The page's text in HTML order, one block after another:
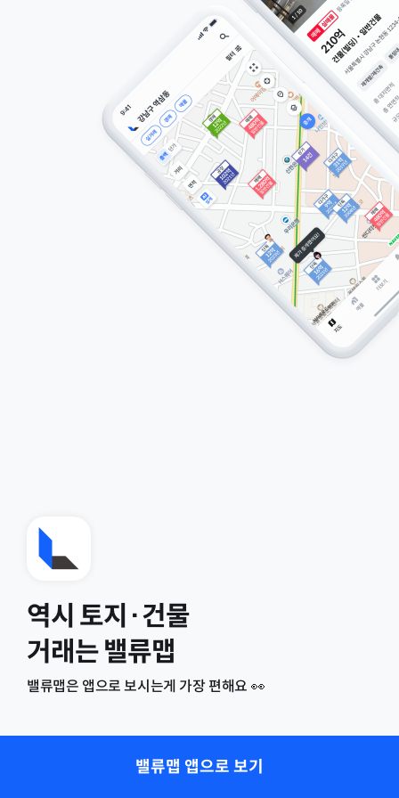
역시 토지·건물
거래는 밸류맵
밸류맵은 앱으로 보시는게 가장 편해요 👀
밸류맵 앱으로 보기